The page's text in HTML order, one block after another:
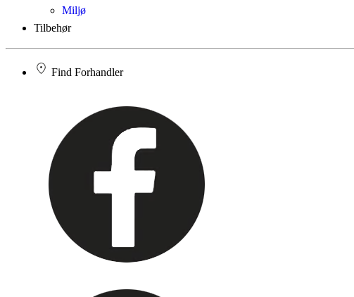
Miljø
Tilbehør
Find Forhandler